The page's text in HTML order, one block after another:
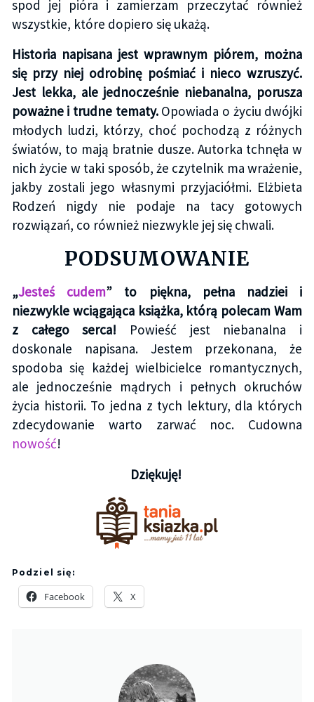
spod jej pióra i zamierzam przeczytać również
wszystkie, które dopiero się ukażą.
Historia napisana jest wprawnym piórem, można
się przy niej odrobinę pośmiać i nieco wzruszyć.
Jest lekka, ale jednocześnie niebanalna, porusza
poważne i trudne tematy.Opowiada o życiu dwójki
młodych ludzi, którzy, choć pochodzą z różnych
światów, to mają bratnie dusze. Autorka tchnęła w
nich życie w taki sposób, że czytelnik ma wrażenie,
jakby zostali jego własnymi przyjaciółmi. Elżbieta
Rodzeń nigdy nie podaje na tacy gotowych
rozwiązań, co również niezwykle jej się chwali.
PODSUMOWANIE
„Jesteś cudem” to piękna, pełna nadziei i
niezwykle wciągająca książka, którą polecam Wam
z całego serca! Powieść jest niebanalna i
doskonale napisana. Jestem przekonana, że
spodoba się każdej wielbicielce romantycznych,
ale jednocześnie mądrych i pełnych okruchów
życia historii. To jedna z tych lektury, dla których
zdecydowanie warto zarwać noc. Cudowna
nowość!
Dziękuję!
Podziel się:
Facebook X